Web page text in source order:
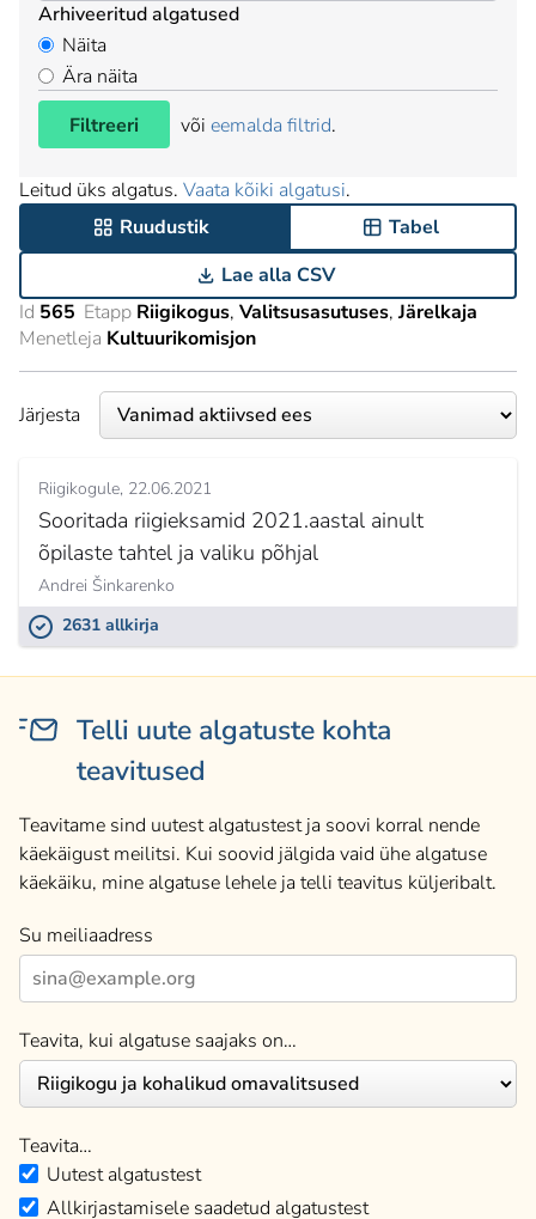
Arhiveeritud algatused
Näita
Ära näita
Filtreeri
või eemalda filtrid.
Leitud üks algatus. Vaata kõiki algatusi.
Ruudustik
Tabel
Lae alla CSV
Id 565 Etapp Riigikogus Valitsusasutuses Järelkaja
Menetleja Kultuurikomisjon
Järjesta
Riigikogule 22.06.2021
Sooritada riigieksamid 2021.aastal ainult
õpilaste tahtel ja valiku põhjal
Andrei Šinkarenko
2631 allkirja
Telli uute algatuste kohta
teavitused
Teavitame sind uutest algatustest ja soovi korral nende
käekäigust meilitsi. Kui soovid jälgida vaid ühe algatuse
käekäiku, mine algatuse lehele ja telli teavitus küljeribalt.
Su meiliaadress
Teavita, kui algatuse saajaks on…
Teavita…
Uutest algatustest
Allkirjastamisele saadetud algatustest